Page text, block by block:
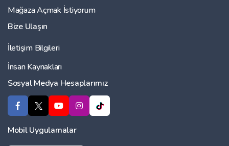
Mağaza Açmak İstiyorum
Bize Ulaşın
İletişim Bilgileri
İnsan Kaynakları
Sosyal Medya Hesaplarımız
Mobil Uygulamalar